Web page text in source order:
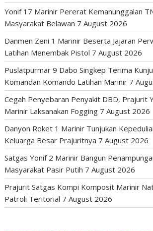
Yonif 17 Marinir Pererat Kemanunggalan
Masyarakat Belawan 7 August 2026
Danmen Zeni 1 Marinir Beserta Jajaran
Latihan Menembak Pistol 7 August 2026
Puslatpurmar 9 Dabo Singkep Terima
Komandan Komando Latihan Marinir 7
Cegah Penyebaran Penyakit DBD, Prajurit
Marinir Laksanakan Fogging 7 August 2026
Danyon Roket 1 Marinir Tunjukan
Keluarga Besar Prajuritnya 7 August 2026
Satgas Yonif 2 Marinir Bangun
Masyarakat Pasir Putih 7 August 2026
Prajurit Satgas Kompi Komposit Marinir
Patroli Teritorial 7 August 2026